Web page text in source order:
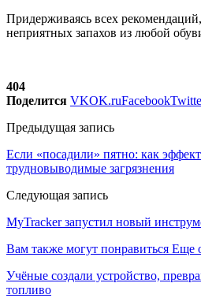
Придерживаясь всех рекомендаций,
неприятных запахов из любой
404
Поделится VKOK.ruFacebook
Предыдущая запись
Если «посадили» пятно: как
трудновыводимые загрязнения
Следующая запись
MyTracker запустил новый
Вам также могут понравиться Еще
Учёные создали устройство,
топливо